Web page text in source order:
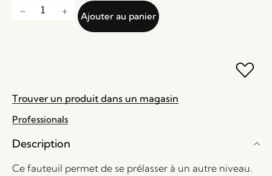
Ajouter au panier
Trouver un produit dans un magasin
Professionals
Description
Ce fauteuil permet de se prélasser à un autre niveau.